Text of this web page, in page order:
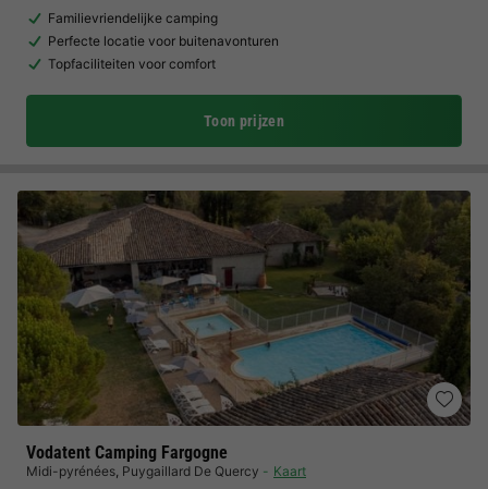
Familievriendelijke camping
Perfecte locatie voor buitenavonturen
Topfaciliteiten voor comfort
Toon prijzen
Vodatent Camping Fargogne
Midi-pyrénées, Puygaillard De Quercy
Kaart